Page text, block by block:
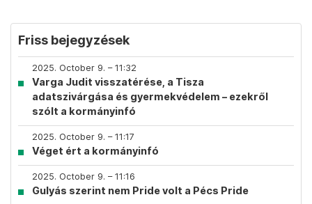
Friss bejegyzések
2025. October 9. – 11:32
Varga Judit visszatérése, a Tisza
adatszivárgása és gyermekvédelem – ezekről
szólt a kormányinfó
2025. October 9. – 11:17
Véget ért a kormányinfó
2025. October 9. – 11:16
Gulyás szerint nem Pride volt a Pécs Pride